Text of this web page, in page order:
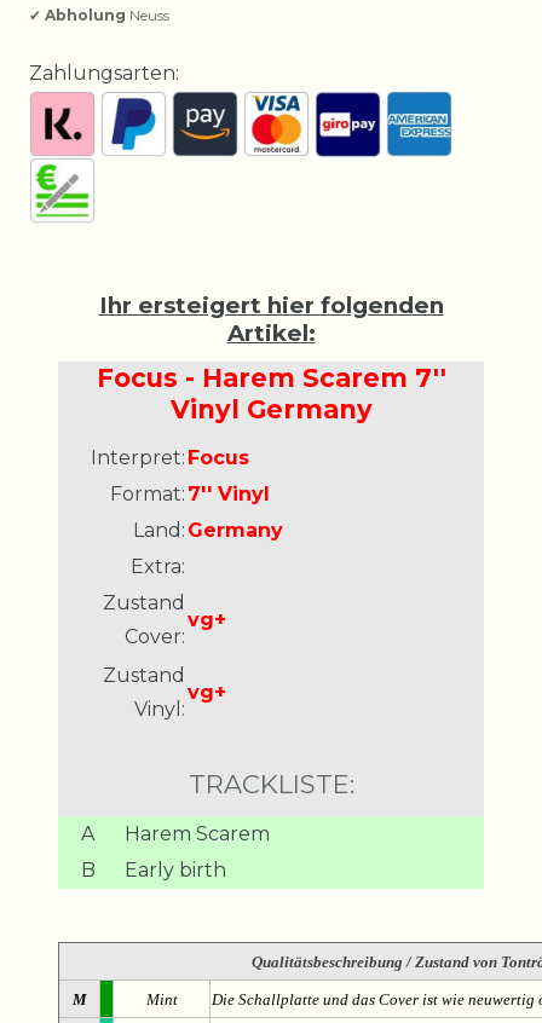
✔ Abholung Neuss
Zahlungsarten:
Ihr ersteigert hier folgenden
Artikel:
Focus - Harem Scarem 7''
Vinyl Germany
Interpret: Focus
Format: 7'' Vinyl
Land: Germany
Extra:
Zustand
Cover:
vg+
Zustand
Vinyl:
vg+
TRACKLISTE:
A
Harem Scarem
B
Early birth
Qualitätsbeschreibung / Zustand von
M Mint Die Schallplatte und das Cover ist wie